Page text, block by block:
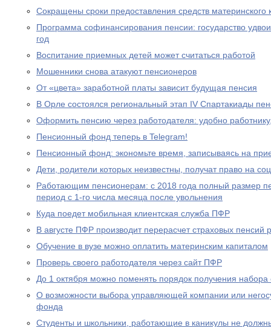
Сокращены сроки предоставления средств материнского
Программа софинансирования пенсии: государство
год
Воспитание приемных детей может считаться работой
Мошенники снова атакуют пенсионеров
От «цвета» заработной платы зависит будущая пенсия
В Орле состоялся региональный этап IV Спартакиады
Оформить пенсию через работодателя: удобно
Пенсионный фонд теперь в Telegram!
Пенсионный фонд: экономьте время, записываясь на
Дети, родители которых неизвестны, получат право на
Работающим пенсионерам: с 2018 года полный размер
период с 1-го числа месяца после увольнения
Куда поедет мобильная клиентская служба ПФР
В августе ПФР производит перерасчет страховых
Обучение в вузе можно оплатить материнским капиталом
Проверь своего работодателя через сайт ПФР
До 1 октября можно поменять порядок получения набора
О возможности выбора управляющей компании или
фонда
Студенты и школьники, работающие в каникулы не